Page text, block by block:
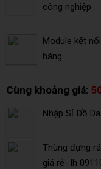
công nghiệp
Module kết
hãng
Cùng khoảng giá:
Nhập Sỉ Đồ
Thùng đựng
giá rẻ- lh